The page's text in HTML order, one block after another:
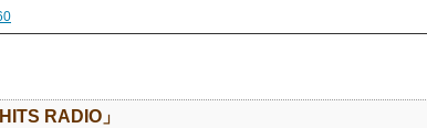
RADIO」